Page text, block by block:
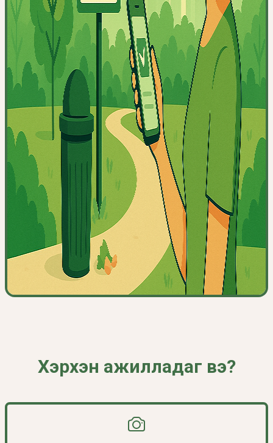
Хэрхэн ажилладаг вэ?